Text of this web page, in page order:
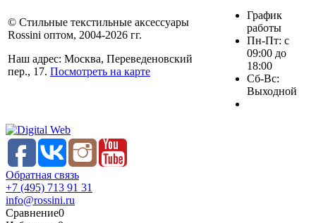
© Стильные текстильные аксессуары
Rossini оптом, 2004-2026 гг.
Наш адрес: Москва, Переведеновский
пер., 17. Посмотреть на карте
График
работы
Пн-Пт: с
09:00 до
18:00
Сб-Вс:
Выходной
Обратная связь
+7 (495) 713 91 31
info@rossini.ru
Сравнение0